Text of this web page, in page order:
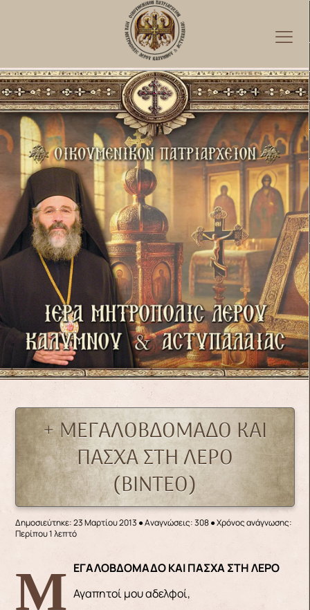
+ ΜΕΓΑΛΟΒΔΟΜΑΔΟ ΚΑΙ
ΠΑΣΧΑ ΣΤΗ ΛΕΡΟ
(ΒΙΝΤΕΟ)
Δημοσιεύτηκε: 23 Μαρτίου 2013 ●Αναγνώσεις: 308● Χρόνος ανάγνωσης:
Περίπου 1 λεπτό
ΜΕΓΑΛΟΒΔΟΜΑΔΟ ΚΑΙ ΠΑΣΧΑ ΣΤΗ ΛΕΡΟ
Αγαπητοί μου αδελφοί,